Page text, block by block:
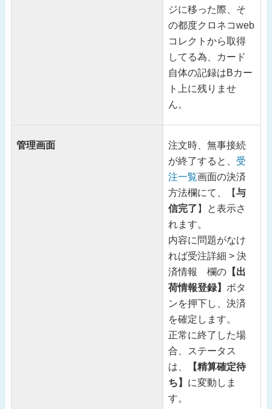
ジに移った際、そ
の都度クロネコweb
コレクトから取得
してる為、カード
自体の記録はBカー
ト上に残りませ
ん。
管理画面
注文時、無事接続
が終了すると、 受
注一覧画面の決済
方法欄にて、【与
信完了 】と表示さ
れます。
内容に問題がなけ
れば受注詳細 > 決
済情報 欄の【出
荷情報登録】 ボタ
ンを押下し、決済
を確定します。
正常に終了した場
合、ステータス
は、
【精算確定待
ち】 に変動しま
す。